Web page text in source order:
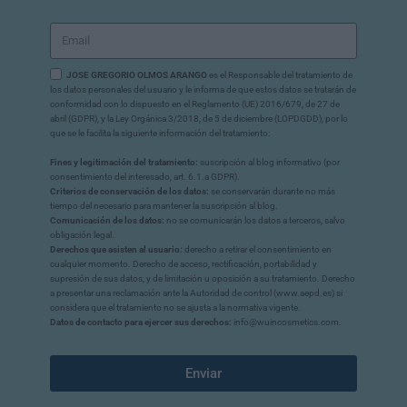
JOSE GREGORIO OLMOS ARANGO es el Responsable del tratamiento de
los datos personales del usuario y le informa de que estos datos se tratarán de
conformidad con lo dispuesto en el Reglamento (UE) 2016/679, de 27 de
abril (GDPR), y la Ley Orgánica 3/2018, de 5 de diciembre (LOPDGDD), por lo
que se le facilita la siguiente información del tratamiento:
Fines y legitimación del tratamiento: suscripción al blog informativo (por
consentimiento del interesado, art. 6.1.a GDPR).
Criterios de conservación de los datos: se conservarán durante no más
tiempo del necesario para mantener la suscripción al blog.
Comunicación de los datos: no se comunicarán los datos a terceros, salvo
obligación legal.
Derechos que asisten al usuario: derecho a retirar el consentimiento en
cualquier momento. Derecho de acceso, rectificación, portabilidad y
supresión de sus datos, y de limitación u oposición a su tratamiento. Derecho
a presentar una reclamación ante la Autoridad de control (www.aepd.es) si
considera que el tratamiento no se ajusta a la normativa vigente.
Datos de contacto para ejercer sus derechos: info@wuincosmetics.com.
Enviar